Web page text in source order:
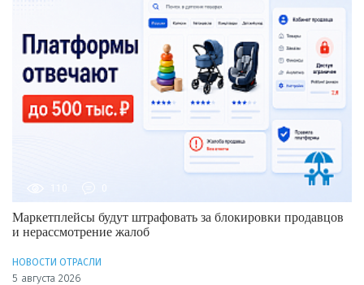
Маркетплейсы будут штрафовать за блокировки продавцов
и нерассмотрение жалоб
НОВОСТИ ОТРАСЛИ
5 августа 2026